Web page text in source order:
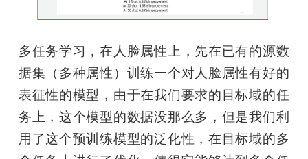
多任务学习，在人脸属性上，先在已有的源数
据集（多种属性）训练一个对人脸属性有好的
表征性的模型，由于在我们要求的目标域的任
务上，这个模型的数据没那么多，但是我们利
用了这个预训练模型的泛化性，在目标域的多